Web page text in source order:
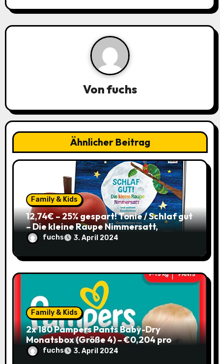
a
g
v
i
g
i
o
n
Vonfuchs
Ähnlicher Beitrag
Family & Kids
12,74€ – 25% gespart! Tonie / Schlaf gut
– Die kleine Raupe Nimmersatt,
Hörbuch für Kinder ab 3 / mit Coupon
fuchs 3. April 2024
Family & Kids
2x 180 Pampers Pants Baby-Dry
Monatsbox (Größe 4) – €0,204 pro
Pants (Sparabo) – Spare €38,39
fuchs 3. April 2024